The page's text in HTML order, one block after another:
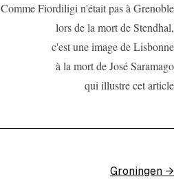
Comme Fiordiligi n'était pas à Grenoble
lors de la mort de Stendhal,
c'est une image de Lisbonne
à la mort de José Saramago
qui illustre cet article
Groningen →